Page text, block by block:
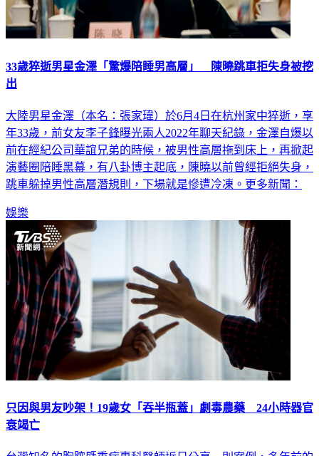
33歲猝逝男星金澤「驚爆陪睡男高層」 陳曉跳車拒失身被挖
出
大陸男星金澤（本名：張家瑋）於6月4日在杭州家中猝逝，享
年33歲，前女友李子鋒曝光兩人2022年聊天紀錄，金澤自爆以
前在經紀公司華誼兄弟的時候，被男性高層拖到床上，再掀起
演藝圈陪睡黑幕，有八卦博主起底，陳曉以前曾經拒絕失身，
跳車躲掉男性高層潛規則，下場就是慘遭冷凍。更多新聞：
娛樂
只因與男友吵架！19歲女「吞半瓶蓋」劇毒農藥 24小時器官
衰竭亡